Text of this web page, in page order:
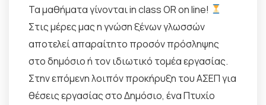
Τα μαθήματα γίνονται in class OR on line!
Στις μέρες μας η γνώση ξένων γλωσσών
αποτελεί απαραίτητο προσόν πρόσληψης
στο δημόσιο ή τον ιδιωτικό τομέα εργασίας.
Στην επόμενη λοιπόν προκήρυξη του ΑΣΕΠ για
θέσεις εργασίας στο Δημόσιο, ένα Πτυχίο